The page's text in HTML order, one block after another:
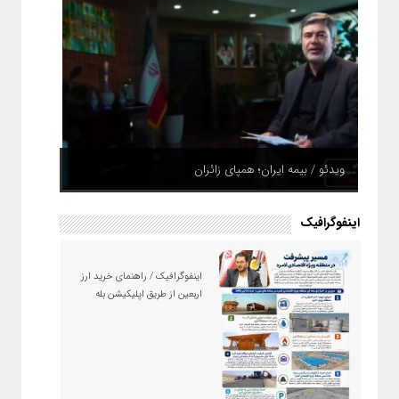
ویدئو / بیمه ایران؛ همپای زائران
اینفوگرافیک
اینفوگرافیک / راهنمای خرید ارز
اربعین از طریق اپلیکیشن بله